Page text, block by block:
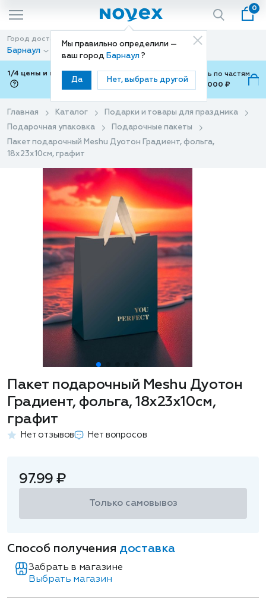
Мы правильно определили —
ваш город Барнаул ?
Да Нет, выбрать другой
0
Город доставки
Барнаул
Способ доставки
Доставка
1/4 цены и покупки ваши с Подели
Можно оплатить по частям
от 700 ₽ до 15,000 ₽
Главная Каталог
Подарки и товары для праздника
Подарочная упаковка
Подарочные пакеты
Пакет подарочный Meshu Дуотон Градиент, фольга,
18х23х10см, графит
Пакет подарочный Meshu Дуотон
Градиент, фольга, 18х23х10см,
графит
Нет отзывов Нет вопросов
97.99 ₽
Только самовывоз
Способ получения доставка
Забрать в магазине
Выбрать магазин